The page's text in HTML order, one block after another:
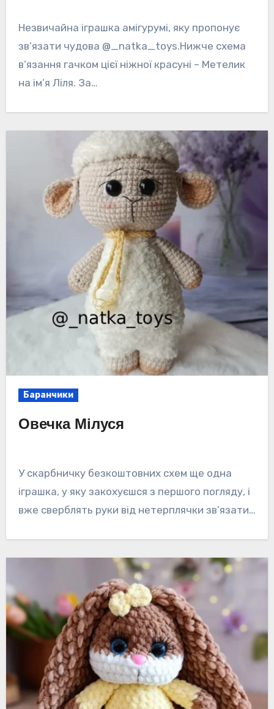
Незвичайна іграшка амігурумі, яку пропонує
зв’язати чудова @_natka_toys.Нижче схема
в’язання гачком цієї ніжної красуні – Метелик
на ім’я Ліля. За…
Баранчики
Овечка Мілуся
У скарбничку безкоштовних схем ще одна
іграшка, у яку закохуєшся з першого погляду, і
вже сверблять руки від нетерплячки зв’язати…